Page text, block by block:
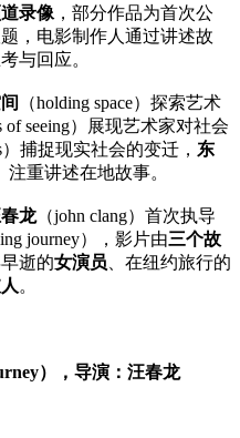
录像 ，部分作品为首次公
，电影制作人通过讲述故
与回应。
（holding space）探索艺术
of seeing）展现艺术家对社会
）捕捉现实社会的变迁， 东
注重讲述在地故事。
龙（john clang）首次执导
journey），影片由三个故
逝的女演员 、在纽约旅行的
。
），导演：汪春龙